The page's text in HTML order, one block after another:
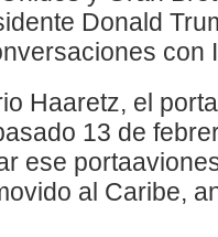
Donald
con
Haaretz, el
13 de
ese
al Caribe,